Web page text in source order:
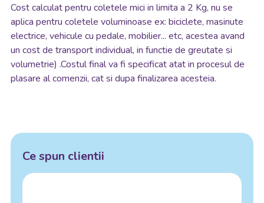
Cost calculat pentru coletele mici in limita a 2 Kg, nu se
aplica pentru coletele voluminoase ex: biciclete, masinute
electrice, vehicule cu pedale, mobilier... etc, acestea avand
un cost de transport individual, in functie de greutate si
volumetrie) .Costul final va fi specificat atat in procesul de
plasare al comenzii, cat si dupa finalizarea acesteia.
Ce spun clientii